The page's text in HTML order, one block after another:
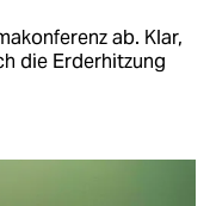
ab. Klar,
die Erderhitzung